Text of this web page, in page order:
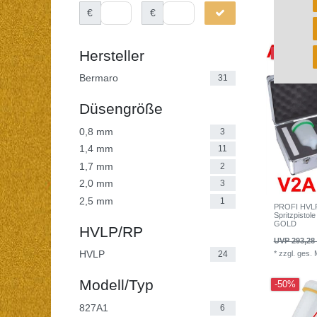
€ €
Hersteller
Bermaro 31
Düsengröße
0,8 mm 3
1,4 mm 11
1,7 mm 2
2,0 mm 3
2,5 mm 1
HVLP/RP
HVLP 24
Modell/Typ
827A1 6
PROFI
GOLD
UVP 293,28
* zzgl. ges.
-50%